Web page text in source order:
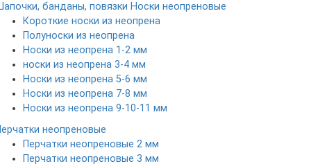
банданы, повязки Носки неопреновые
Короткие носки из неопрена
Полуноски из неопрена
Носки из неопрена 1-2 мм
носки из неопрена 3-4 мм
Носки из неопрена 5-6 мм
Носки из неопрена 7-8 мм
Носки из неопрена 9-10-11 мм
неопреновые
Перчатки неопреновые 2 мм
Перчатки неопреновые 3 мм